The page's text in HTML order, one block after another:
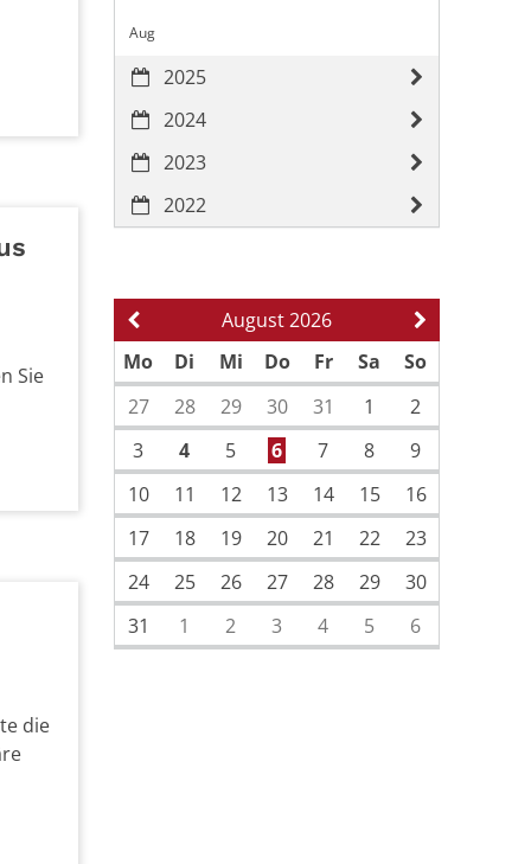
Sie
die
Aug
2025
2024
2023
2022
Vorherige Seite
August 2026 Nächste
Mo Di Mi Do Fr Sa
So
27
28 29 30 31 1
2
3
4 5 6 7 8
9
10
11 12 13 14 15
16
17
18 19 20 21 22
23
24
25 26 27 28 29
30
31
1 2 3 4 5 6